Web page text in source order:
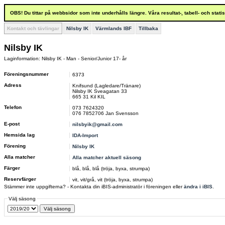
OBS! Du tittar på webbsidor som inte underhålls längre. Våra resultat-, tabell- och
Kontakt och tävlingar Nilsby IK Värmlands IBF Tillbaka
Nilsby IK
Laginformation: Nilsby IK - Man - Senior/Junior 17- år
Föreningsnummer
6373
Adress
Knifsund (Lagledare/Tränare)
Nilsby IK Sveagatan 33
665 31 Kil KIL
Telefon
073 7624320
076 7852706 Jan Svensson
E-post
nilsbyik@gmail.com
Hemsida lag
IDA-Import
Förening
Nilsby IK
Alla matcher
Alla matcher aktuell säsong
Färger
blå, blå, blå (tröja, byxa, strumpa)
Reservfärger
vit, vit/grå, vit (tröja, byxa, strumpa)
Stämmer inte uppgifterna? - Kontakta din iBIS-administratör i föreningen ellerändra i iBIS
Välj säsong